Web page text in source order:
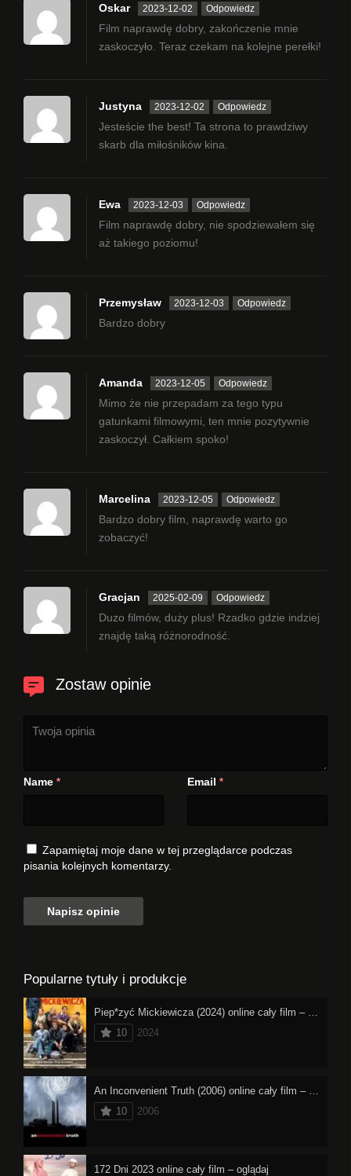
Oskar 2023-12-02 Odpowiedz
Film naprawdę dobry, zakończenie mnie
zaskoczyło. Teraz czekam na kolejne perełki!
Justyna 2023-12-02 Odpowiedz
Jesteście the best! Ta strona to prawdziwy
skarb dla miłośników kina.
Ewa 2023-12-03 Odpowiedz
Film naprawdę dobry, nie spodziewałem się
aż takiego poziomu!
Przemysław 2023-12-03 Odpowiedz
Bardzo dobry
Amanda 2023-12-05 Odpowiedz
Mimo że nie przepadam za tego typu
gatunkami filmowymi, ten mnie pozytywnie
zaskoczył. Całkiem spoko!
Marcelina 2023-12-05 Odpowiedz
Bardzo dobry film, naprawdę warto go
zobaczyć!
Gracjan 2025-02-09 Odpowiedz
Duzo filmów, duży plus! Rzadko gdzie indziej
znajdę taką różnorodność.
Zostaw opinie
Name * Email *
Zapamiętaj moje dane w tej przeglądarce podczas
pisania kolejnych komentarzy.
Popularne tytuły i produkcje
10
2024
10
2006
172 Dni 2023 online cały film – oglądaj